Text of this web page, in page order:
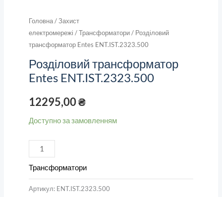
Головна/Захист
електромережі /Трансформатори/ Розділовий
трансформатор Entes ENT.IST.2323.500
Розділовий трансформатор
Entes ENT.IST.2323.500
12295,00₴
Доступно за замовленням
Трансформатори
Артикул: ENT.IST.2323.500